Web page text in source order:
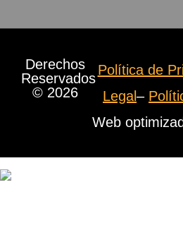
Derechos
Reservados
© 2026
Política de
Legal–
Web